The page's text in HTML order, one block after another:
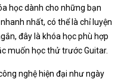
học dành cho những bạn
nhất, có thể là chỉ luyện
đây là khóa học phù hợp
muốn học thử trước Guitar.
nghệ hiện đại như ngày